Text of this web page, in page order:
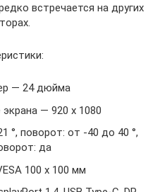
встречается на других
— 24 дюйма
— 920 х 1080
°, поворот: от -40 до 40 °,
да
100 х 100 мм